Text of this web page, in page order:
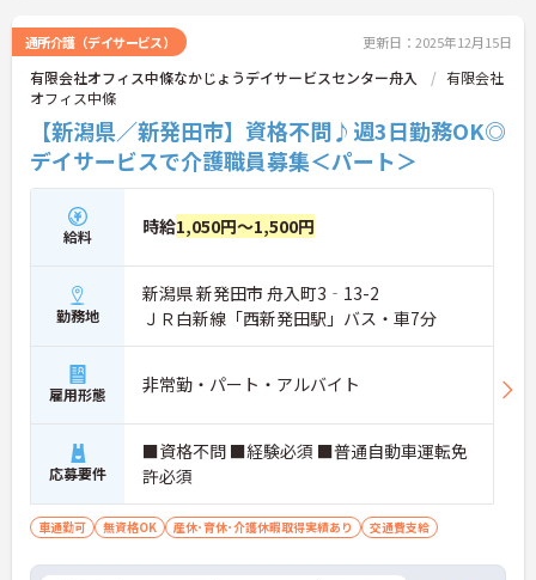
通所介護（デイサービス） 更新日：2025年12月15日
有限会社オフィス中條なかじょうデイサービスセンター舟入
有限会社
オフィス中條
【新潟県／新発田市】資格不問♪週3日勤務OK◎
デイサービスで介護職員募集＜パート＞
給料 時給1,050円～1,500円
勤務地
新潟県 新発田市 舟入町3‐13-2
ＪＲ白新線「西新発田駅」バス・車7分
雇用形態 非常勤・パート・アルバイト
応募要件
■資格不問 ■経験必須 ■普通自動車運転免
許必須
車通勤可 無資格OK 産休･育休･介護休暇取得実績あり 交通費支給